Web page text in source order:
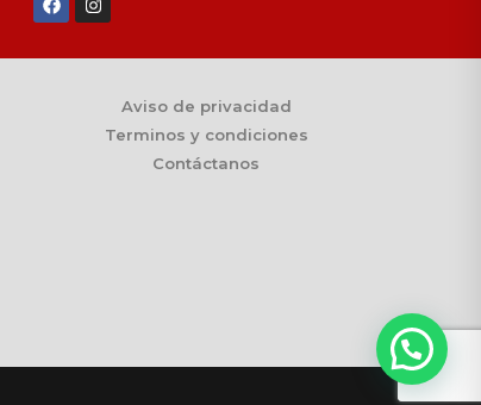
Aviso de privacidad
Terminos y condiciones
Contáctanos